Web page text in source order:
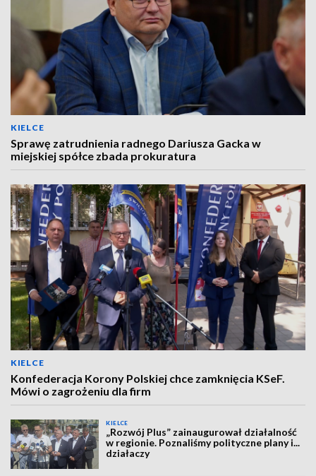
KIELCE
Sprawę zatrudnienia radnego Dariusza Gacka w
miejskiej spółce zbada prokuratura
KIELCE
Konfederacja Korony Polskiej chce zamknięcia KSeF.
Mówi o zagrożeniu dla firm
KIELCE
„Rozwój Plus” zainaugurował działalność
w regionie. Poznaliśmy polityczne plany i...
działaczy